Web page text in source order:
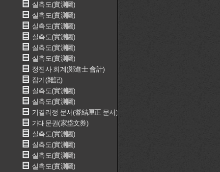
실측도(實測圖)
실측도(實測圖)
실측도(實測圖)
실측도(實測圖)
실측도(實測圖)
실측도(實測圖)
정진사 회계(鄭進士 會計)
잡기(雜記)
실측도(實測圖)
실측도(實測圖)
기결리정 문서(耆結厘正 문서)
가대문권(家垈文券)
실측도(實測圖)
실측도(實測圖)
실측도(實測圖)
실측도(實測圖)